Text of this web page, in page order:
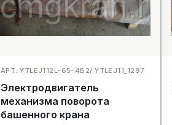
АРТ: YTLEJ112L-65-4B2/ YTLEJ11_1297
Электродвигатель
механизма поворота
башенного крана